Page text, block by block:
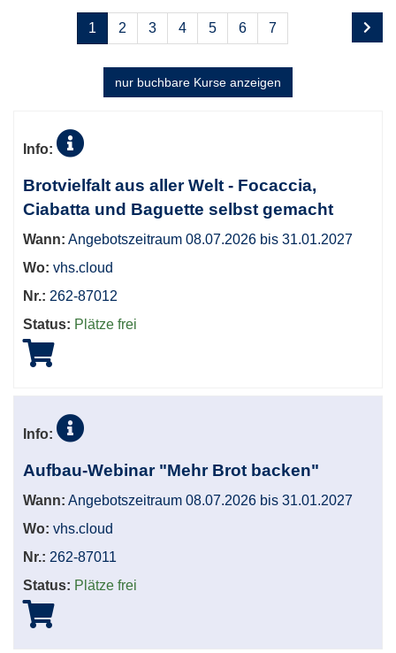
Seiten
blättern
1 2 3 4 5 6 7
nur buchbare Kurse anzeigen
Tabellenüberschriften
können
sortiert
Info:
Brotvielfalt aus aller Welt - Focaccia,
Ciabatta und Baguette selbst gemacht
Wann: Angebotszeitraum 08.07.2026 bis 31.01.2027
Wo: vhs.cloud
Nr.: 262-87012
Status: Plätze frei
Info:
Aufbau-Webinar "Mehr Brot backen"
Wann: Angebotszeitraum 08.07.2026 bis 31.01.2027
Wo: vhs.cloud
Nr.: 262-87011
Status: Plätze frei